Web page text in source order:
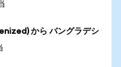
から バングラデシ